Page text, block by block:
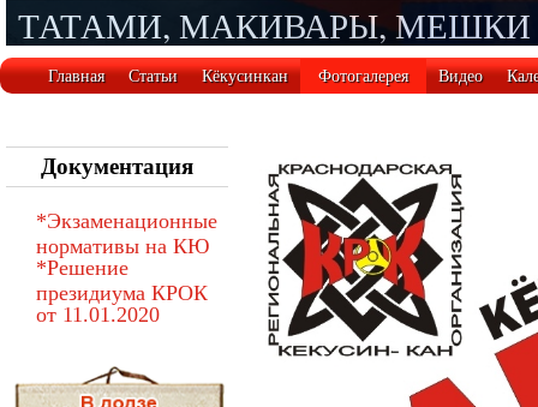
ТАТАМИ, МАКИВАРЫ, МЕШКИ
Главная Статьи Кёкусинкан Фотогалерея Видео
Документация
*Экзаменационные
нормативы на КЮ
*Решение
президиума КРОК
от 11.01.2020